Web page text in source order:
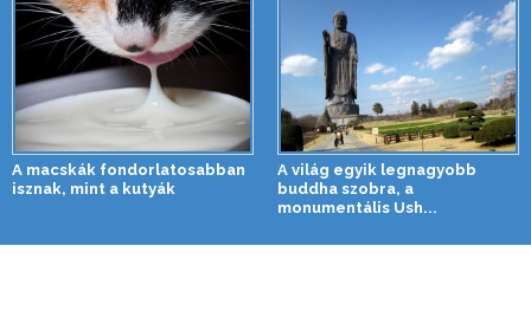
A macskák fondorlatosabban
isznak, mint a kutyák
A világ egyik legnagyobb
buddha szobra, a
monumentális Ush...